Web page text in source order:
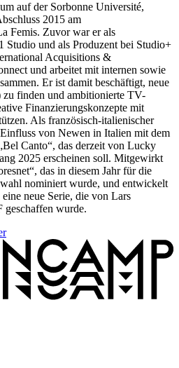
auf der Sorbonne Université,
2015 am
Femis. Zuvor war er als
Studio und als Produzent bei Studio+
Acquisitions &
und arbeitet mit internen sowie
Er ist damit beschäftigt, neue
zu finden und ambitionierte TV-
Finanzierungskonzepte mit
Als französisch-italienischer
von Newen in Italien mit dem
Canto“, das derzeit von Lucky
2025 erscheinen soll. Mitgewirkt
das in diesem Jahr für die
nominiert wurde, und entwickelt
neue Serie, die von Lars
wurde.